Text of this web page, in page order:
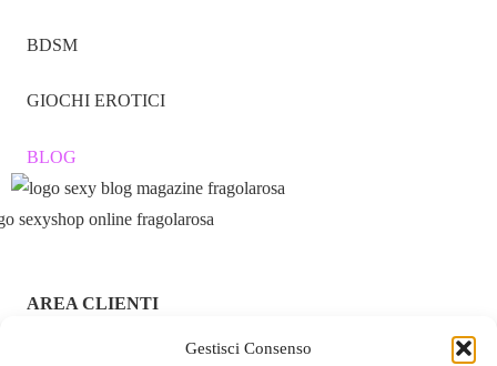
Gestisci Consenso
BDSM
GIOCHI EROTICI
BLOG
AREA CLIENTI
ACCEDI / REGISTRATI